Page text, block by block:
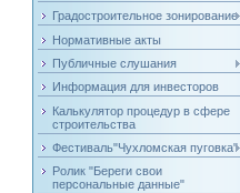
Градостроительное зонирование
Нормативные акты
Публичные слушания
Информация для инвесторов
Калькулятор процедур в сфере
строительства
Фестиваль"Чухломская пуговка"
Ролик "Береги свои
персональные данные"